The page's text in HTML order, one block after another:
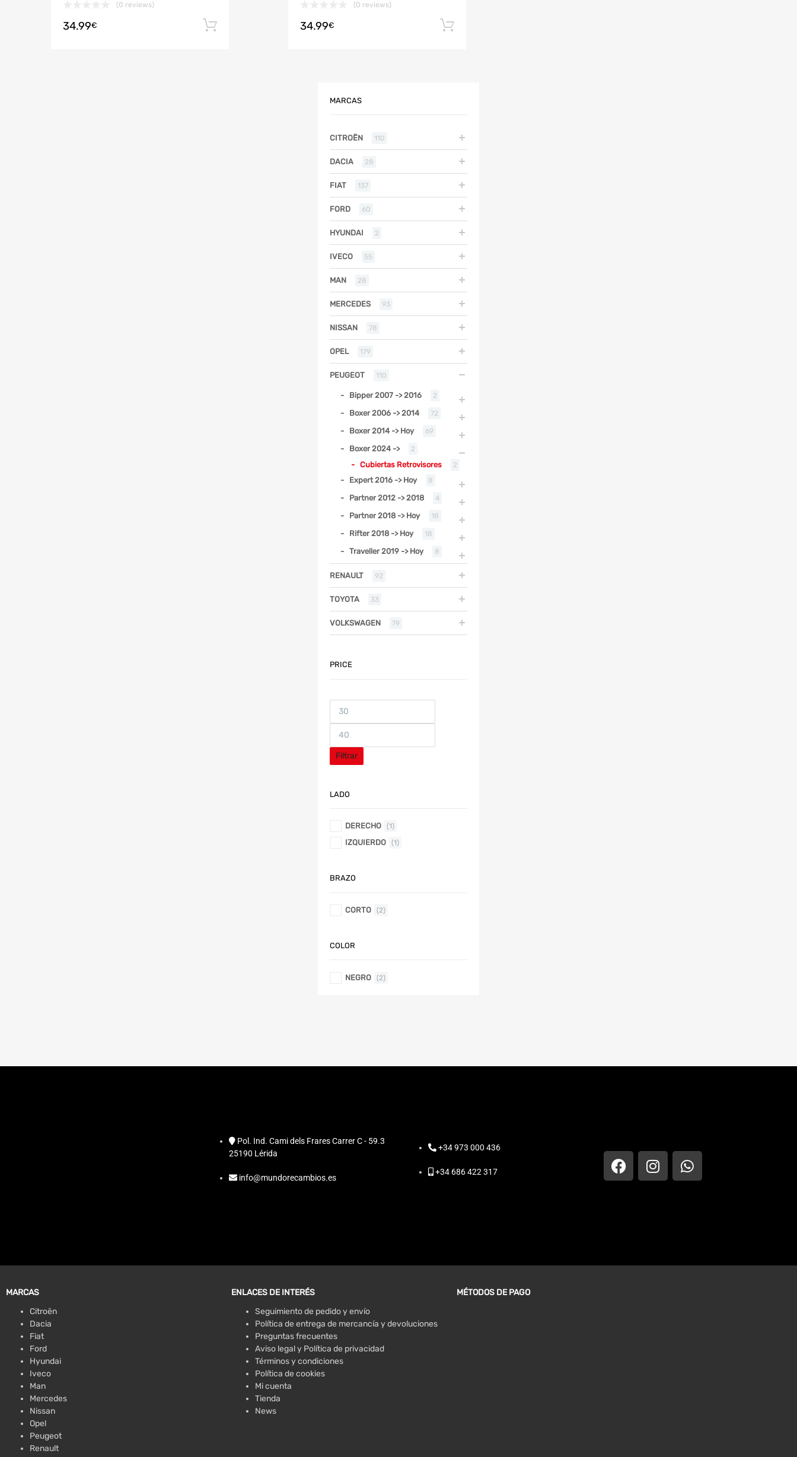
(0 reviews)
34.99€ Añadir al carrito
(0 reviews)
34.99€
MARCAS
CITROËN 110
DACIA 28
FIAT 137
FORD 60
HYUNDAI 2
IVECO 55
MAN 28
MERCEDES 93
NISSAN 78
OPEL 179
PEUGEOT 110
Bipper 2007 -> 2016 2
Boxer 2006 -> 2014 72
Boxer 2014 -> Hoy 69
Boxer 2024 -> 2
Cubiertas Retrovisores 2
Expert 2016 -> Hoy 8
Partner 2012 -> 2018 4
Partner 2018 -> Hoy 18
Rifter 2018 -> Hoy 18
Traveller 2019 -> Hoy 8
RENAULT 92
TOYOTA 33
VOLKSWAGEN 79
PRICE
Filtrar
LADO
DERECHO (1)
IZQUIERDO (1)
BRAZO
CORTO (2)
COLOR
NEGRO (2)
Pol. Ind. Cami dels Frares Carrer C - 59.3
25190 Lérida
info@mundorecambios.es
+34 973 000 436
+34 686 422 317
MARCAS
Citroën
Dacia
Fiat
Ford
Hyundai
Iveco
Man
Mercedes
Nissan
Opel
Peugeot
Renault
ENLACES DE INTERÉS
Seguimiento de pedido y envío
Política de entrega de mercancía y devoluciones
Preguntas frecuentes
Aviso legal y Política de privacidad
Términos y condiciones
Política de cookies
Mi cuenta
Tienda
News
MÉTODOS DE PAGO